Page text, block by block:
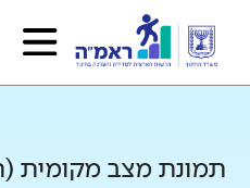
תמונת מצב מקומית